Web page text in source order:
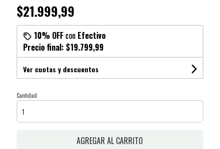
$21.999,99
10% OFFcon Efectivo
Precio final: $19.799,99
Ver cuotas y descuentos
Cantidad
AGREGAR AL CARRITO